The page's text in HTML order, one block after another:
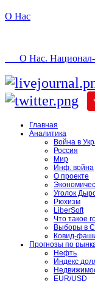
О Нас
О Нас. Национал-
Главная
Аналитика
Война в
Россия
Мир
Инф. война
О проекте
Уголок
Рюхизм
LiberSoft
Что такое
Выборы в
Ковид-
Прогнозы по
Нефть
Индекс
EUR/USD